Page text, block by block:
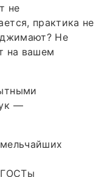
не
практика не
Не
на вашем
—
ГОСТы